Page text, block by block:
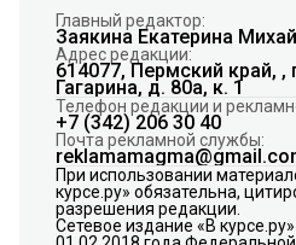
Главный редактор:
Заякина Екатерина
Адрес редакции:
614077, Пермский край, ,
Гагарина, д. 80а, к. 1
Телефон редакции и
+7 (342) 206 30 40
Почта рекламной службы:
При использовании
курсе.ру» обязательна,
разрешения редакции.
Сетевое издание «В